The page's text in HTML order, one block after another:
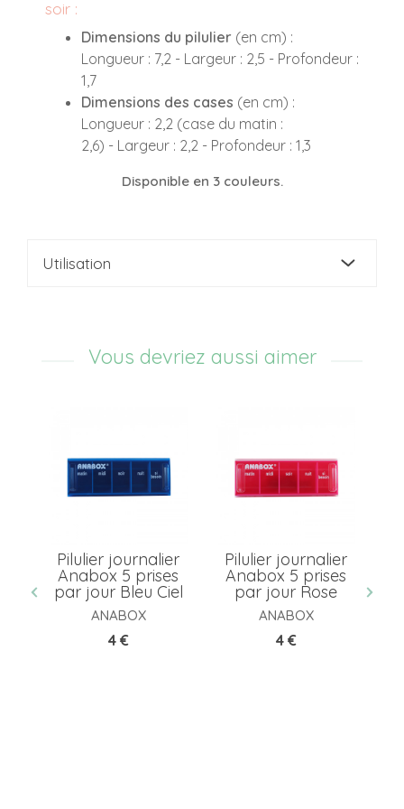
soir :
Dimensions du pilulier (en cm) :
Longueur : 7,2 - Largeur : 2,5 - Profondeur :
1,7
Dimensions des cases (en cm) :
Longueur : 2,2 (case du matin :
2,6) - Largeur : 2,2 - Profondeur : 1,3
Disponible en 3 couleurs.
Utilisation
Vous devriez aussi aimer
Pilulier journalier
Anabox 5 prises
par jour Bleu Ciel
ANABOX
Prix
4 €
Pilulier journalier
Anabox 5 prises
par jour Rose
ANABOX
Prix
4 €